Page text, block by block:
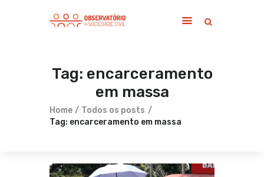
Tag: encarceramento
em massa
Home
Todos os posts
Tag: encarceramento em massa
Home
Notícias
Publicações